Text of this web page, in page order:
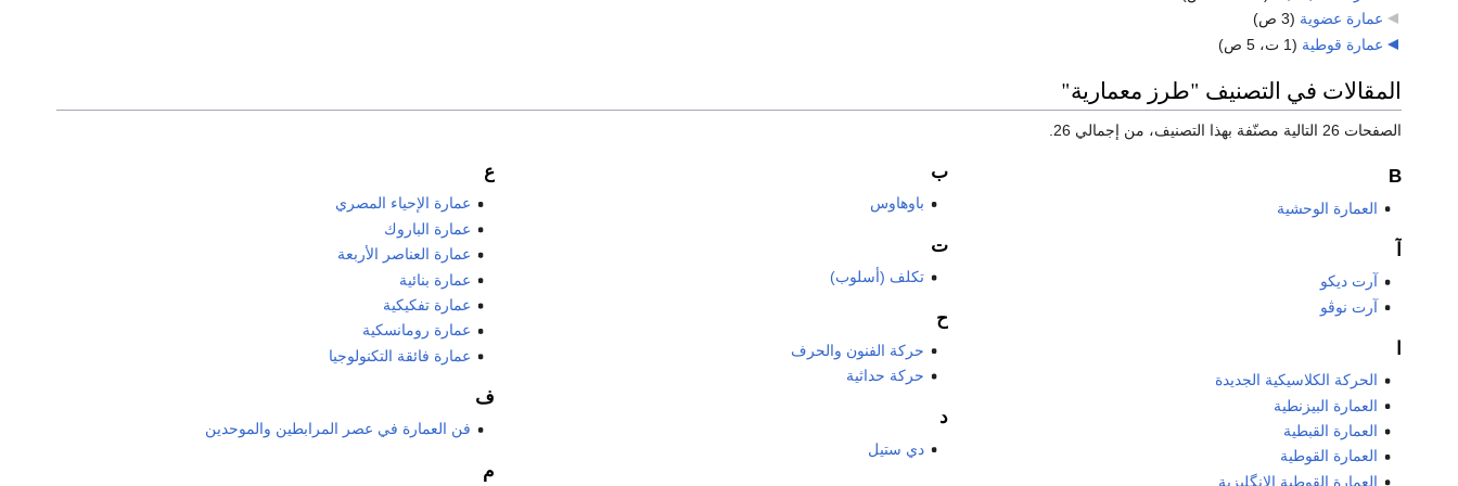
عمارة عضوية (3 ص)
عمارة قوطية (1 ت، 5 ص)
المقالات في التصنيف "طرز معمارية"
الصفحات 26 التالية مصنّفة بهذا التصنيف، من إجمالي 26.
B
العمارة الوحشية
آرت ديكو
آرت نوڤو
الحركة الكلاسيكية الجديدة
العمارة البيزنطية
العمارة القبطية
العمارة القوطية
العمارة القوطية الإنگليزية
ب
باوهاوس
ت
تكلف (أسلوب)
ح
حركة الفنون والحرف
حركة حداثية
د
دي ستيل
ع
عمارة الإحياء المصري
عمارة الباروك
عمارة العناصر الأربعة
عمارة بنائية
عمارة تفكيكية
عمارة رومانسكية
عمارة فائقة التكنولوجيا
ف
فن العمارة في عصر المرابطين والموحدين
م